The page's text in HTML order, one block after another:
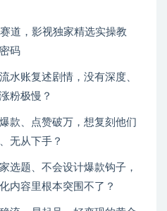
水账复述剧情，没有深度、
粉极慢？
款、点赞破万，想复刻他们
无从下手？
选题、不会设计爆款钩子，
内容里根本突围不了？